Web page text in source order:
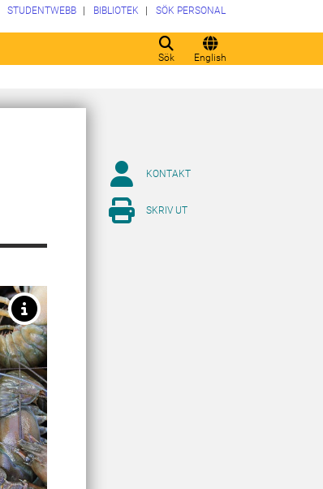
Sök English
STUDENTWEBB BIBLIOTEK SÖK PERSONAL
KONTAKT
SKRIV UT